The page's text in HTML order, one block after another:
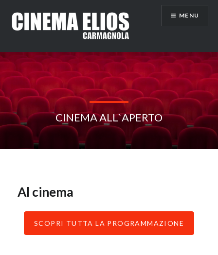
contenuto
MENU
CINEMA ALL`APERTO
Al cinema
SCOPRI TUTTA LA PROGRAMMAZIONE